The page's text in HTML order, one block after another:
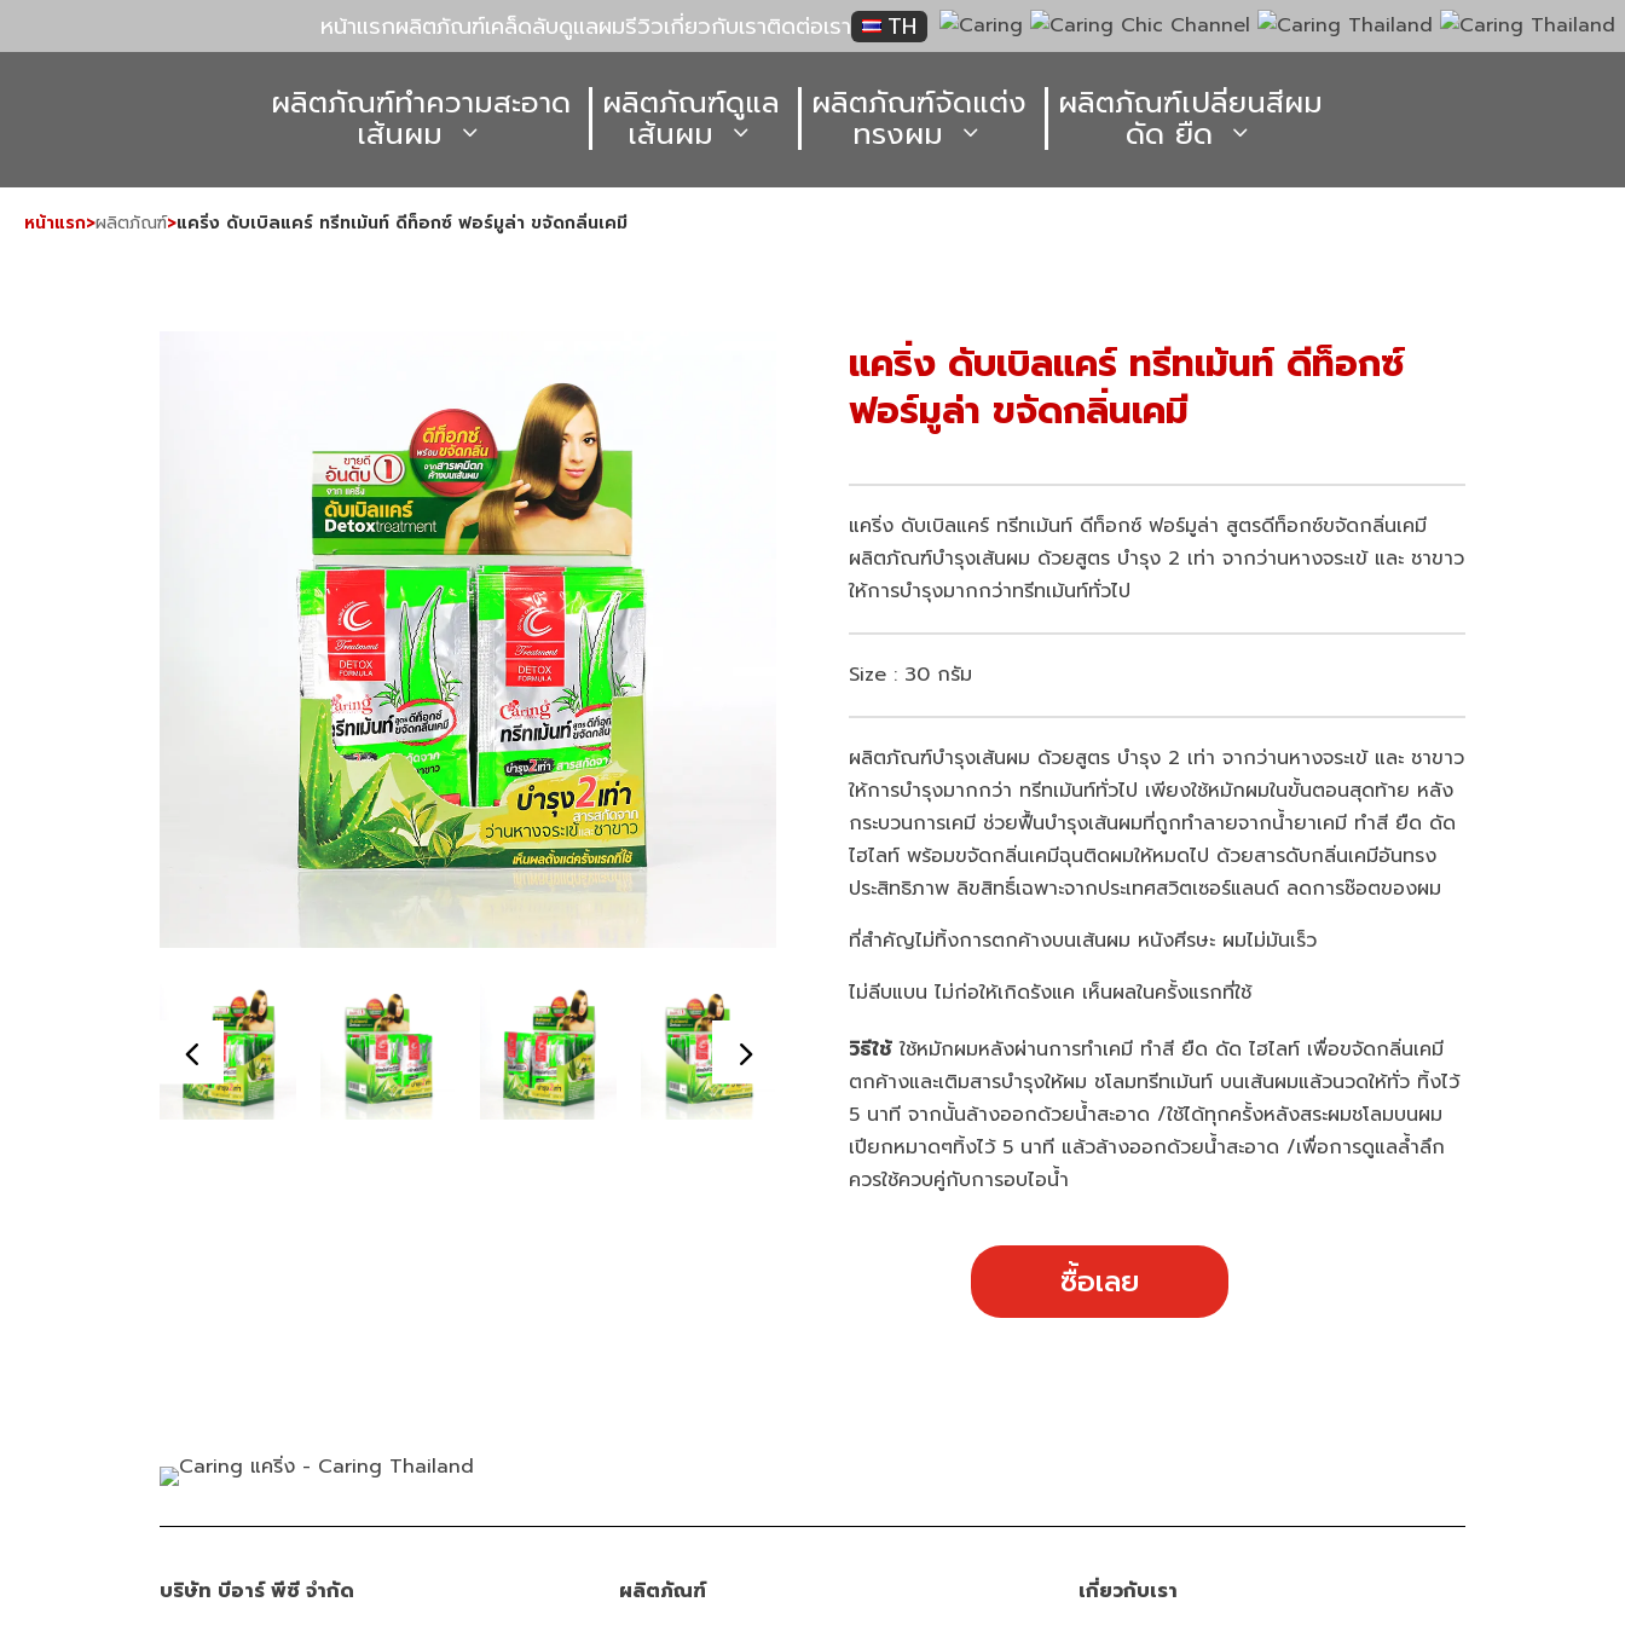
หน้าแรกผลิตภัณฑ์เคล็ดลับดูแลผมรีวิวเกี่ยวกับเราติดต่อเรา TH
ผลิตภัณฑ์ทำความสะอาด
เส้นผม
ผลิตภัณฑ์ดูแล
เส้นผม
ผลิตภัณฑ์จัดแต่ง
ทรงผม
ผลิตภัณฑ์เปลี่ยนสีผม
ดัด ยืด
หน้าแรก>ผลิตภัณฑ์>แคริ่ง ดับเบิลแคร์ ทรีทเม้นท์ ดีท็อกซ์ ฟอร์มูล่า ขจัดกลิ่นเคมี
แคริ่ง ดับเบิลแคร์ ทรีทเม้นท์ ดีท็อกซ์
ฟอร์มูล่า ขจัดกลิ่นเคมี
แคริ่ง ดับเบิลแคร์ ทรีทเม้นท์ ดีท็อกซ์ ฟอร์มูล่า สูตรดีท็อกซ์ขจัดกลิ่นเคมี
ผลิตภัณฑ์บำรุงเส้นผม ด้วยสูตร บำรุง 2 เท่า จากว่านหางจระเข้ และ ชาขาว
ให้การบำรุงมากกว่าทรีทเม้นท์ทั่วไป
Size : 30 กรัม
ผลิตภัณฑ์บำรุงเส้นผม ด้วยสูตร บำรุง 2 เท่า จากว่านหางจระเข้ และ ชาขาว
ให้การบำรุงมากกว่า ทรีทเม้นท์ทั่วไป เพียงใช้หมักผมในขั้นตอนสุดท้าย หลัง
กระบวนการเคมี ช่วยฟื้นบำรุงเส้นผมที่ถูกทำลายจากน้ำยาเคมี ทำสี ยืด ดัด
ไฮไลท์ พร้อมขจัดกลิ่นเคมีฉุนติดผมให้หมดไป ด้วยสารดับกลิ่นเคมีอันทรง
ประสิทธิภาพ ลิขสิทธิ์เฉพาะจากประเทศสวิตเซอร์แลนด์ ลดการช๊อตของผม
ที่สำคัญไม่ทิ้งการตกค้างบนเส้นผม หนังศีรษะ ผมไม่มันเร็ว
ไม่ลีบแบน ไม่ก่อให้เกิดรังแค เห็นผลในครั้งแรกที่ใช้
วิธีใช้ใช้หมักผมหลังผ่านการทำเคมี ทำสี ยืด ดัด ไฮไลท์ เพื่อขจัดกลิ่นเคมี
ตกค้างและเติมสารบำรุงให้ผม ชโลมทรีทเม้นท์ บนเส้นผมแล้วนวดให้ทั่ว ทิ้งไว้
5 นาที จากนั้นล้างออกด้วยน้ำสะอาด /ใช้ได้ทุกครั้งหลังสระผมชโลมบนผม
เปียกหมาดๆทิ้งไว้ 5 นาที แล้วล้างออกด้วยน้ำสะอาด /เพื่อการดูแลล้ำลึก
ควรใช้ควบคู่กับการอบไอน้ำ
ซื้อเลย
บริษัท บีอาร์ พีซี จำกัด ผลิตภัณฑ์ เกี่ยวกับเรา